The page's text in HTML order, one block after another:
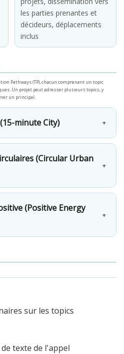
les parties prenantes et
décideurs, déplacements
inclus
Pathways (TP), chacun comprenant un topic
Un projet peut adresser plusieurs topics, y
un principal.
minute City) +
(Circular Urban
+
(Positive Energy
+
sur les topics
texte de l'appel